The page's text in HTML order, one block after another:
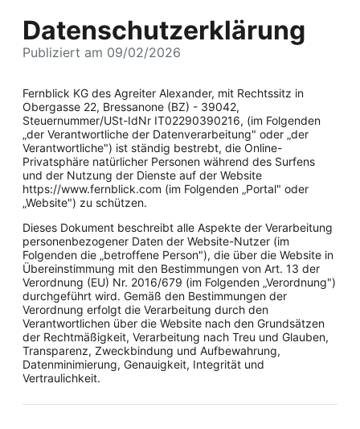
Datenschutzerklärung
Publiziert am 09/02/2026
Fernblick KG des Agreiter Alexander, mit Rechtssitz in
Obergasse 22, Bressanone (BZ) - 39042,
Steuernummer/USt-IdNr IT02290390216, (im Folgenden
„der Verantwortliche der Datenverarbeitung" oder „der
Verantwortliche") ist ständig bestrebt, die Online-
Privatsphäre natürlicher Personen während des Surfens
und der Nutzung der Dienste auf der Website
https://www.fernblick.com (im Folgenden „Portal" oder
„Website") zu schützen.
Dieses Dokument beschreibt alle Aspekte der Verarbeitung
personenbezogener Daten der Website-Nutzer (im
Folgenden die „betroffene Person"), die über die Website in
Übereinstimmung mit den Bestimmungen von Art. 13 der
Verordnung (EU) Nr. 2016/679 (im Folgenden „Verordnung")
durchgeführt wird. Gemäß den Bestimmungen der
Verordnung erfolgt die Verarbeitung durch den
Verantwortlichen über die Website nach den Grundsätzen
der Rechtmäßigkeit, Verarbeitung nach Treu und Glauben,
Transparenz, Zweckbindung und Aufbewahrung,
Datenminimierung, Genauigkeit, Integrität und
Vertraulichkeit.